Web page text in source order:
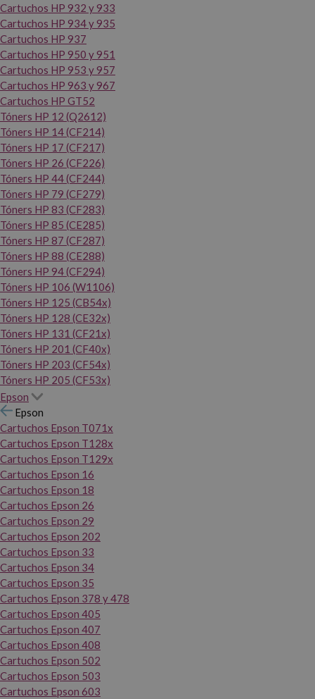
Cartuchos HP 932 y 933
Cartuchos HP 934 y 935
Cartuchos HP 937
Cartuchos HP 950 y 951
Cartuchos HP 953 y 957
Cartuchos HP 963 y 967
Cartuchos HP GT52
Tóners HP 12 (Q2612)
Tóners HP 14 (CF214)
Tóners HP 17 (CF217)
Tóners HP 26 (CF226)
Tóners HP 44 (CF244)
Tóners HP 79 (CF279)
Tóners HP 83 (CF283)
Tóners HP 85 (CE285)
Tóners HP 87 (CF287)
Tóners HP 88 (CE288)
Tóners HP 94 (CF294)
Tóners HP 106 (W1106)
Tóners HP 125 (CB54x)
Tóners HP 128 (CE32x)
Tóners HP 131 (CF21x)
Tóners HP 201 (CF40x)
Tóners HP 203 (CF54x)
Tóners HP 205 (CF53x)
Epson
Epson
Cartuchos Epson T071x
Cartuchos Epson T128x
Cartuchos Epson T129x
Cartuchos Epson 16
Cartuchos Epson 18
Cartuchos Epson 26
Cartuchos Epson 29
Cartuchos Epson 202
Cartuchos Epson 33
Cartuchos Epson 34
Cartuchos Epson 35
Cartuchos Epson 378 y 478
Cartuchos Epson 405
Cartuchos Epson 407
Cartuchos Epson 408
Cartuchos Epson 502
Cartuchos Epson 503
Cartuchos Epson 603